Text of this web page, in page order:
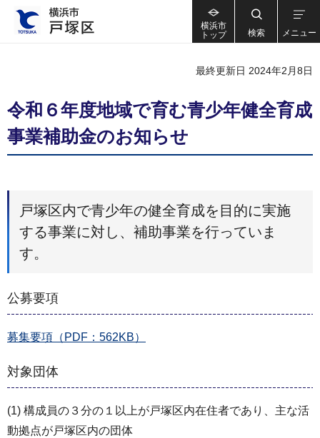
横浜市
トップ
検索 メニュー
最終更新日 2024年2月8日
令和６年度地域で育む青少年健全育成
事業補助金のお知らせ
戸塚区内で青少年の健全育成を目的に実施
する事業に対し、補助事業を行っていま
す。
公募要項
募集要項（PDF：562KB）
対象団体
(1) 構成員の３分の１以上が戸塚区内在住者であり、主な活
動拠点が戸塚区内の団体